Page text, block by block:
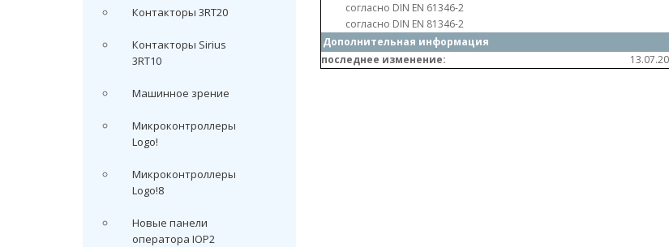
Контакторы 3RT20
Контакторы Sirius
3RT10
Машинное зрение
Микроконтроллеры
Logo!
Микроконтроллеры
Logo!8
Новые панели
оператора IOP2
согласно DIN EN 61346-2
согласно DIN EN 81346-2
Дополнительная информация
последнее изменение: